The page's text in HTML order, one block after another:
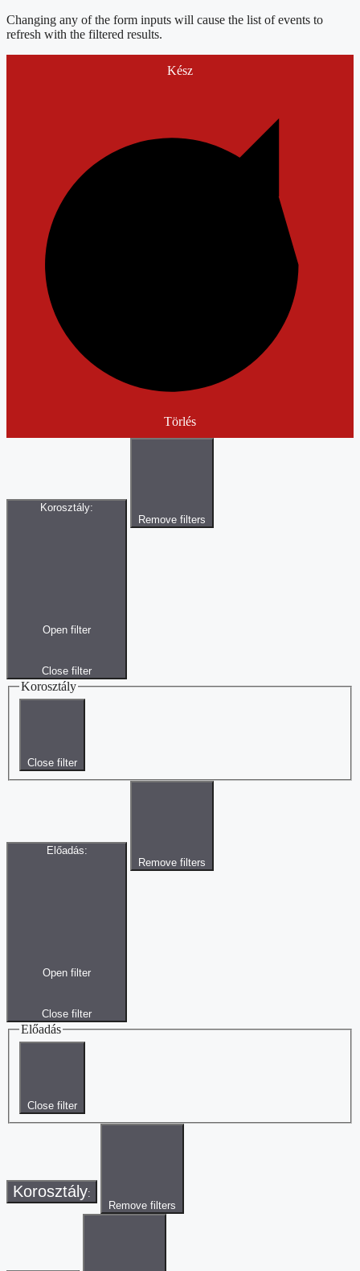
Changing any of the form inputs will cause the list of events to
refresh with the filtered results.
Kész
Törlés
Korosztály:
Open filter
Close filter
Remove filters
Korosztály
Close filter
Előadás:
Open filter
Close filter
Remove filters
Előadás
Close filter
Korosztály:
Remove filters